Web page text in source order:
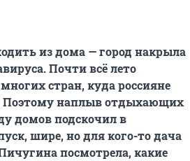
из дома — город накрыла
Почти всё лето
стран, куда россияне
Поэтому наплыв отдыхающих
домов подскочил в
шире, но для кого-то дача
посмотрела, какие